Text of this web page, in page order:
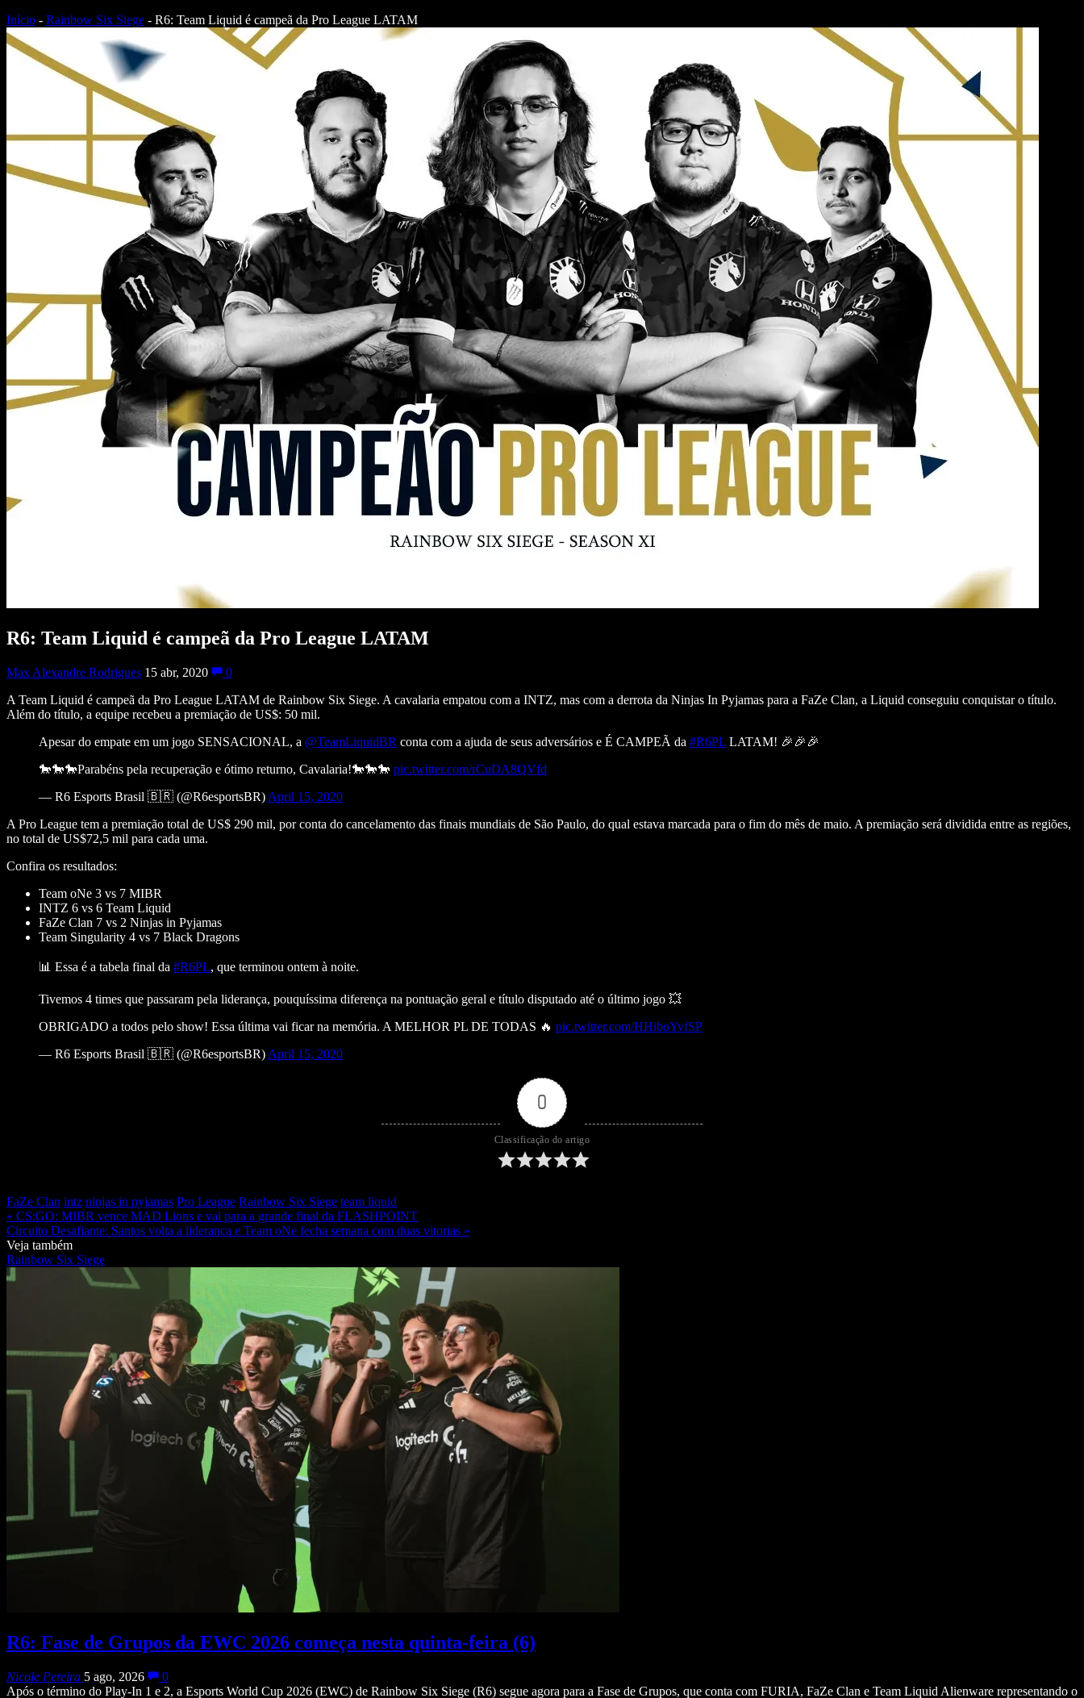
Início - Rainbow Six Siege - R6: Team Liquid é campeã da Pro League LATAM
R6: Team Liquid é campeã da Pro League LATAM
Max Alexandre Rodrigues 15 abr, 2020
0
A Team Liquid é campeã da Pro League LATAM de Rainbow Six Siege. A cavalaria empatou com a INTZ, mas com a derrota da Ninjas In Pyjamas para a FaZe Clan, a Liquid conseguiu conquistar o título.
Além do título, a equipe recebeu a premiação de US$: 50 mil.
Apesar do empate em um jogo SENSACIONAL, a @TeamLiquidBR conta com a ajuda de seus adversários e É CAMPEÃ da #R6PL LATAM! 🎉🎉🎉
🐎🐎🐎Parabéns pela recuperação e ótimo returno, Cavalaria!🐎🐎🐎 pic.twitter.com/rCuDA8QVfd
— R6 Esports Brasil 🇧🇷 (@R6esportsBR) April 15, 2020
A Pro League tem a premiação total de US$ 290 mil, por conta do cancelamento das finais mundiais de São Paulo, do qual estava marcada para o fim do mês de maio. A premiação será dividida entre as regiões,
no total de US$72,5 mil para cada uma.
Confira os resultados:
Team oNe 3 vs 7 MIBR
INTZ 6 vs 6 Team Liquid
FaZe Clan 7 vs 2 Ninjas in Pyjamas
Team Singularity 4 vs 7 Black Dragons
📊 Essa é a tabela final da #R6PL, que terminou ontem à noite.
Tivemos 4 times que passaram pela liderança, pouquíssima diferença na pontuação geral e título disputado até o último jogo 💥
OBRIGADO a todos pelo show! Essa última vai ficar na memória. A MELHOR PL DE TODAS 🔥 pic.twitter.com/HHiboYvfSP
— R6 Esports Brasil 🇧🇷 (@R6esportsBR) April 15, 2020
0
Classificação do artigo
FaZe Clan intz ninjas in pyjamas Pro League Rainbow Six Siege team liquid
« CS:GO: MIBR vence MAD Lions e vai para a grande final da FLASHPOINT
Circuito Desafiante: Santos volta a liderança e Team oNe fecha semana com duas vitorias »
Veja também
Rainbow Six Siege
R6: Fase de Grupos da EWC 2026 começa nesta quinta-feira (6)
Nicole Pereira 5 ago, 2026
0
Após o término do Play-In 1 e 2, a Esports World Cup 2026 (EWC) de Rainbow Six Siege (R6) segue agora para a Fase de Grupos, que conta com FURIA, FaZe Clan e Team Liquid Alienware representando o